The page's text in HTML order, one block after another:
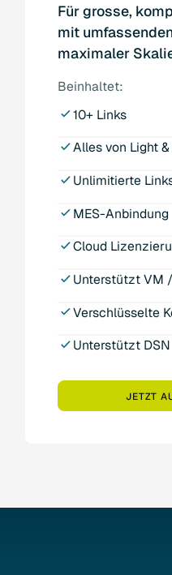
Für grosse,
mit
maximaler
Beinhaltet:
10+ Links
Alles von Light
Unlimitierte
MES-Anbindung
Cloud
Unterstützt VM
Verschlüsselte
Unterstützt DSN
JETZT